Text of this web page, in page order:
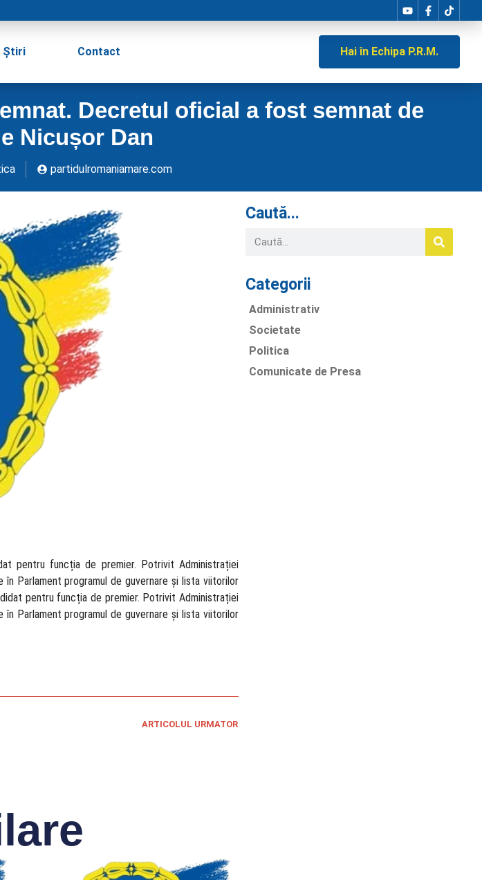
Știri Contact Hai în Echipa P.R.M.
Decretul oficial a fost semnat de
Nicușor Dan
partidulromaniamare.com
pentru funcția de premier. Potrivit Administrației
Parlament programul de guvernare și lista viitorilor
pentru funcția de premier. Potrivit Administrației
Parlament programul de guvernare și lista viitorilor
ARTICOLUL URMATOR
Caută...
Categorii
Administrativ
Societate
Politica
Comunicate de Presa